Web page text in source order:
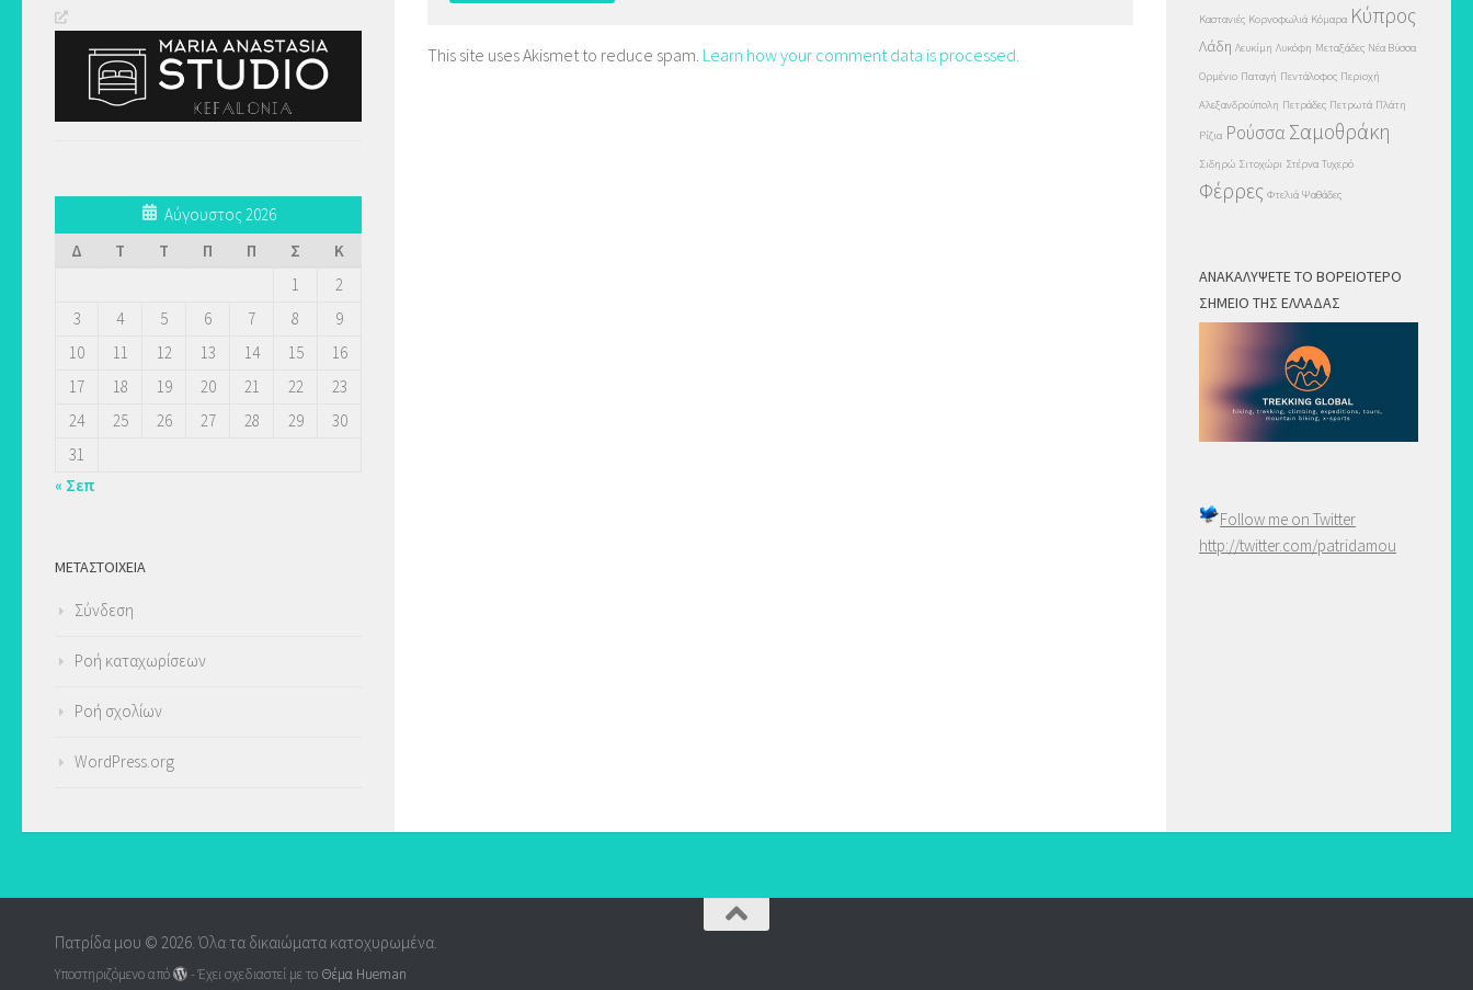
This site uses Akismet to reduce spam. Learn how your comment data is processed.
Αύγουστος 2026
Δ
Τ Τ Π Π Σ
Κ
1
2
3
4 5 6 7 8
9
10
11 12 13 14 15
16
17
18 19 20 21 22
23
24
25 26 27 28 29
30
31
« Σεπ
ΜΕΤΑΣΤΟΙΧΕΊΑ
Σύνδεση
Ροή καταχωρίσεων
Ροή σχολίων
WordPress.org
Καστανιές Κορνοφωλιά Κόμαρα Κύπρος
Λάδη Λευκίμη Λυκόφη Μεταξάδες Νέα Βύσσα
Ορμένιο Παταγή Πεντάλοφος Περιοχή
Αλεξανδρούπολη Πετράδες Πετρωτά Πλάτη
Ρίζια Ρούσσα Σαμοθράκη
Σιδηρώ Σιτοχώρι Στέρνα Τυχερό
Φέρρες Φτελιά Ψαθάδες
ΑΝΑΚΑΛΎΨΕΤΕ ΤΟ ΒΟΡΕΙΌΤΕΡΟ
ΣΗΜΕΊΟ ΤΗΣ ΕΛΛΆΔΑΣ
Follow me on Twitter
http://twitter.com/patridamou
Πατρίδα μου © 2026. Όλα τα δικαιώματα κατοχυρωμένα.
Υποστηριζόμενο από - Έχει σχεδιαστεί με το Θέμα Ηueman